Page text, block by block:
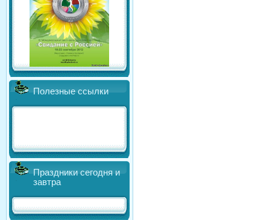
Полезные ссылки
Праздники сегодня и
завтра